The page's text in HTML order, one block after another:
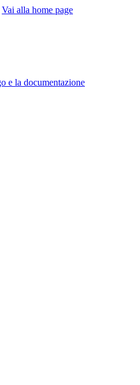
Vai alla home page